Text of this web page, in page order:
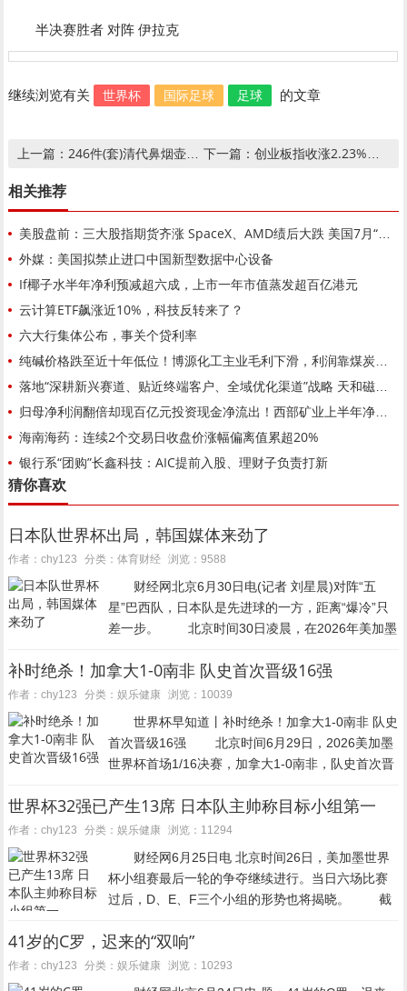
半决赛胜者 对阵 伊拉克
继续浏览有关 世界杯 国际足球 足球 的文章
上一篇： 246件(套)清代鼻烟壶亮相沈阳 方寸间展高超技艺 下一篇： 创业板指收涨2.23%，机器人概念拉升,创业板指收涨2.23%，机器人概念拉升
相关推荐
美股盘前：三大股指期货齐涨 SpaceX、AMD绩后大跌 美国7月“小非农”不及预期
外媒：美国拟禁止进口中国新型数据中心设备
If椰子水半年净利预减超六成，上市一年市值蒸发超百亿港元
云计算ETF飙涨近10%，科技反转来了？
六大行集体公布，事关个贷利率
纯碱价格跌至近十年低位！博源化工主业毛利下滑，利润靠煤炭收益托底
落地“深耕新兴赛道、贴近终端客户、全域优化渠道”战略 天和磁材与深圳联拓共同投资设立新公司
归母净利润翻倍却现百亿元投资现金净流出！西部矿业上半年净赚近42亿元背后：铜钼暴涨掩盖非铜产能未达标隐忧
海南海药：连续2个交易日收盘价涨幅偏离值累超20%
银行系“团购”长鑫科技：AIC提前入股、理财子负责打新
猜你喜欢
日本队世界杯出局，韩国媒体来劲了
作者：chy123 分类：体育财经 浏览：9588
财经网北京6月30日电(记者 刘星晨)对阵“五
星”巴西队，日本队是先进球的一方，距离“爆冷”只
差一步。 北京时间30日凌晨，在2026年美加墨
队，仍未能在世界杯淘汰赛阶段收获胜利。...
补时绝杀！加拿大1-0南非 队史首次晋级16强
作者：chy123 分类：娱乐健康 浏览：10039
世界杯早知道丨补时绝杀！加拿大1-0南非 队史
首次晋级16强 北京时间6月29日，2026美加墨
世界杯首场1/16决赛，加拿大1-0南非，队史首次晋
下半场补时第2分钟，欧斯塔基奥破...
世界杯32强已产生13席 日本队主帅称目标小组第一
作者：chy123 分类：娱乐健康 浏览：11294
财经网6月25日电 北京时间26日，美加墨世界
杯小组赛最后一轮的争夺继续进行。当日六场比赛
过后，D、E、F三个小组的形势也将揭晓。 截
森保一赛前表示，希望球队击败瑞典，以小组头...
41岁的C罗，迟来的“双响”
作者：chy123 分类：娱乐健康 浏览：10293